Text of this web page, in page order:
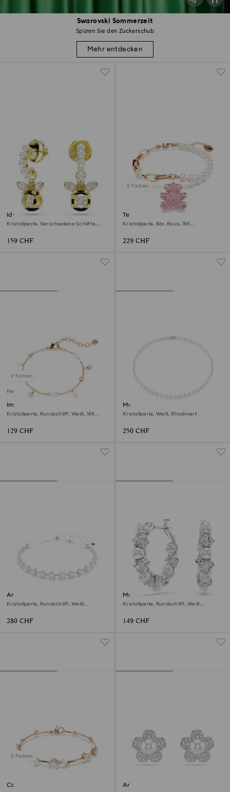
Swarovski Sommerzeit
Spüren Sie den Zuckerschub
Mehr entdecken
Idyllia Drop-Ohrhänger
Kristallperle, Verschiedene Schliffe,
159 CHF
2 Farben
Teddy Armband
Kristallperle, Bär, Rosa, 18K
229 CHF
2 Farben
Neu
Imber Armband
Kristallperle, Rundschliff, Weiß, 18K
129 CHF
Matrix Halskette
Kristallperle, Weiß, Rhodiniert
250 CHF
Ariana Grande x Swarovski
Halsband
Kristallperle, Rundschliff, Weiß,
280 CHF
Matrix Kreolen
Kristallperle, Rundschliff, Weiß,
149 CHF
2 Farben
Constella Armband
Ariana Grande x Swarovski